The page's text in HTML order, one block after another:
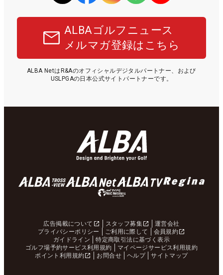
ALBAゴルフニュース
メルマガ登録はこちら
ALBA NetはR&Aのオフィシャルデジタルパートナー、および
USLPGAの日本公式サイトパートナーです。
広告掲載について スタッフ募集
運営会社
プライバシーポリシー
ご利用に際して
会員規約
ガイドライン
特定商取引法に基づく表示
ゴルフ場予約サービス利用規約
マイページサービス利用規約
ポイント利用規約
お問合せ ヘルプ サイトマップ